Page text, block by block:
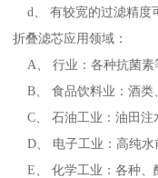
d、 有较宽的过滤精
折叠滤芯应用领域：
A、 行业：各种抗菌
B、 食品饮料业：酒
C、 石油工业：油田
D、 电子工业：高纯
E、 化学工业：各种、